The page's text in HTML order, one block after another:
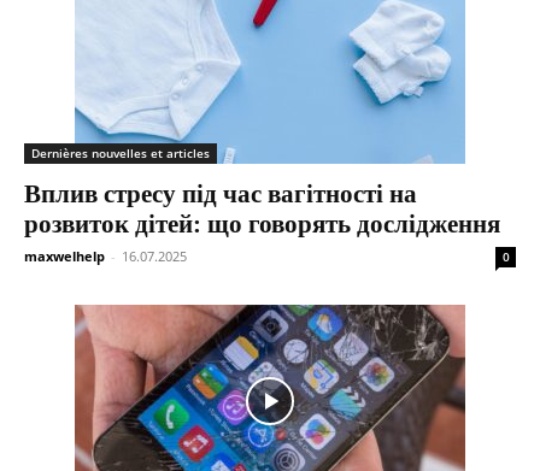
Dernières nouvelles et articles
Вплив стресу під час вагітності на
розвиток дітей: що говорять дослідження
maxwelhelp - 16.07.2025 0